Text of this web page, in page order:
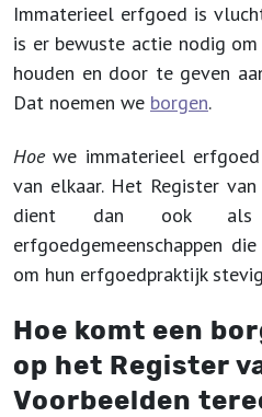
Immaterieel erfgoed is
is er bewuste actie nodig
houden en door te geven
Dat noemen we borgen.
Hoewe immaterieel
van elkaar. Het Register
dient dan ook als
erfgoedgemeenschappen
om hun erfgoedpraktijk
Hoe komt een
op het Register
Voorbeelden